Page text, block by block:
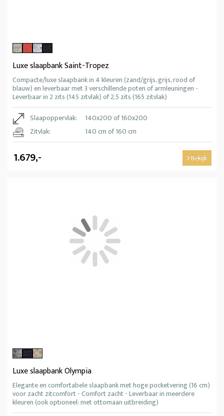
Luxe slaapbank Saint-Tropez
Compacte/luxe slaapbank in 4 kleuren (zand/grijs, grijs, rood of
blauw) en leverbaar met 3 verschillende poten of armleuningen -
Leverbaar in 2 zits (145 zitvlak) of 2,5 zits (165 zitvlak)
Slaapoppervlak:
140x200 of 160x200
Zitvlak:
140 cm of 160 cm
1.679,- Bekijk
Luxe slaapbank Olympia
Elegante en comfortabele slaapbank met hoge pocketvering (16 cm)
voor zacht zitcomfort - Comfort zacht - Leverbaar in meerdere
kleuren (ook optioneel: met ottomaan uitbreiding)